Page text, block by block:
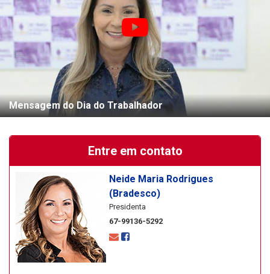
CCT 2013/2014
CCT PLR 2012/2013
CCT 2012/2013
CCT - PLR 2011/2012
CCT 2011/2012
Mensagem do Dia do Trabalhador
Entre em contato
Neide Maria Rodrigues
(Bradesco)
Presidenta
67-99136-5292